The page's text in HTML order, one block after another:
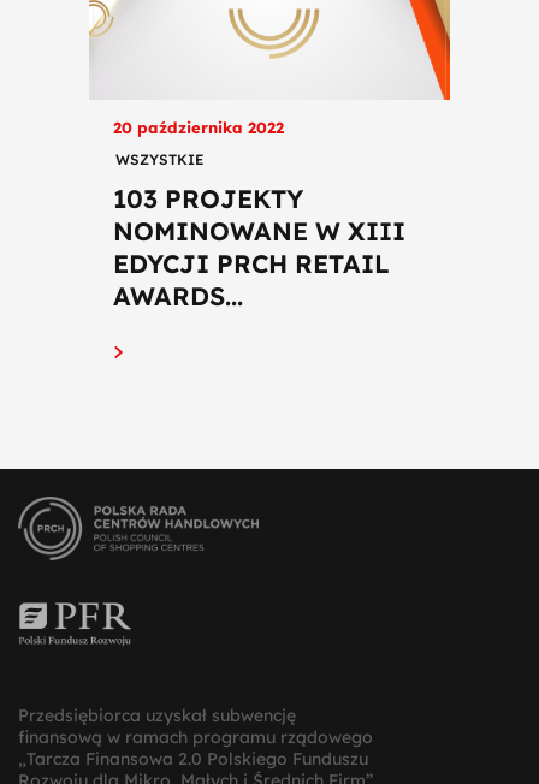
20 października 2022
WSZYSTKIE
103 PROJEKTY
NOMINOWANE W XIII
EDYCJI PRCH RETAIL
AWARDS...
Przedsiębiorca uzyskał subwencję
finansową w ramach programu rządowego
„Tarcza Finansowa 2.0 Polskiego Funduszu